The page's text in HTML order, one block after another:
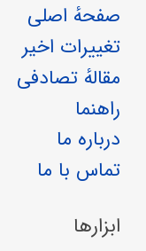
صفحهٔ اصلی
تغییرات اخیر
مقالهٔ تصادفی
راهنما
درباره ما
تماس با ما
ابزارها